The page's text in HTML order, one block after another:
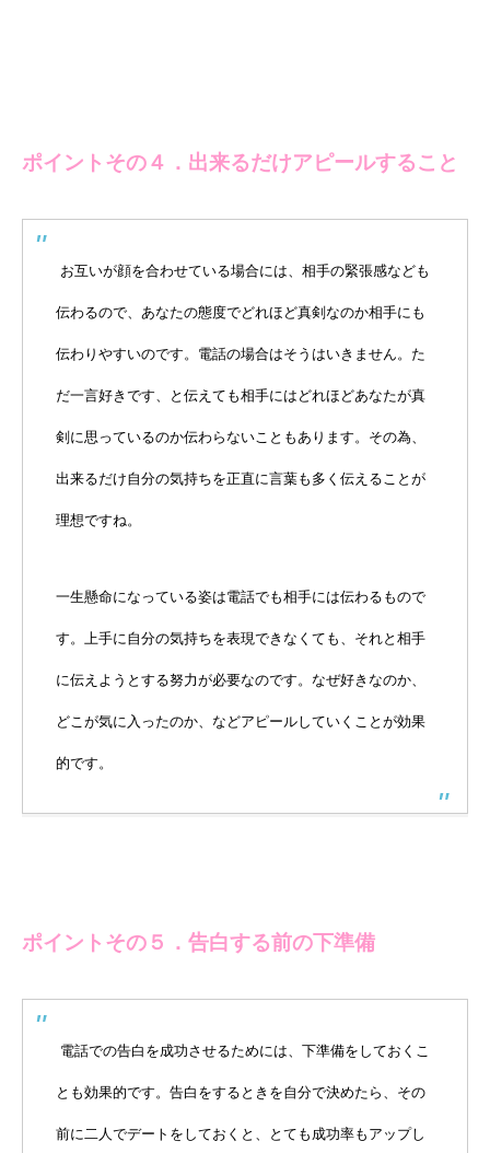
ポイントその４．出来るだけアピールすること
お互いが顔を合わせている場合には、相手の緊張感なども
伝わるので、あなたの態度でどれほど真剣なのか相手にも
伝わりやすいのです。電話の場合はそうはいきません。た
だ一言好きです、と伝えても相手にはどれほどあなたが真
剣に思っているのか伝わらないこともあります。その為、
出来るだけ自分の気持ちを正直に言葉も多く伝えることが
理想ですね。
一生懸命になっている姿は電話でも相手には伝わるもので
す。上手に自分の気持ちを表現できなくても、それと相手
に伝えようとする努力が必要なのです。なぜ好きなのか、
どこが気に入ったのか、などアピールしていくことが効果
的です。
ポイントその５．告白する前の下準備
電話での告白を成功させるためには、下準備をしておくこ
とも効果的です。告白をするときを自分で決めたら、その
前に二人でデートをしておくと、とても成功率もアップし